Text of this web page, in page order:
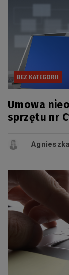
BEZ KATEGORII
Umowa
sprzętu nr